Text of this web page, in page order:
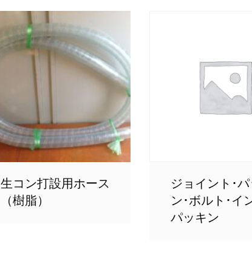
生コン打設用ホース
（樹脂）
ジョイント･
ン･ボルト･イ
パッキン